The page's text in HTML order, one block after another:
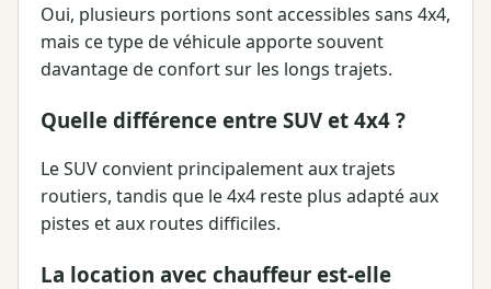
Oui, plusieurs portions sont accessibles sans 4x4,
mais ce type de véhicule apporte souvent
davantage de confort sur les longs trajets.
Quelle différence entre SUV et 4x4 ?
Le SUV convient principalement aux trajets
routiers, tandis que le 4x4 reste plus adapté aux
pistes et aux routes difficiles.
La location avec chauffeur est-elle